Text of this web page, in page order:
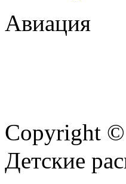
Авиация
Copyright
Детские